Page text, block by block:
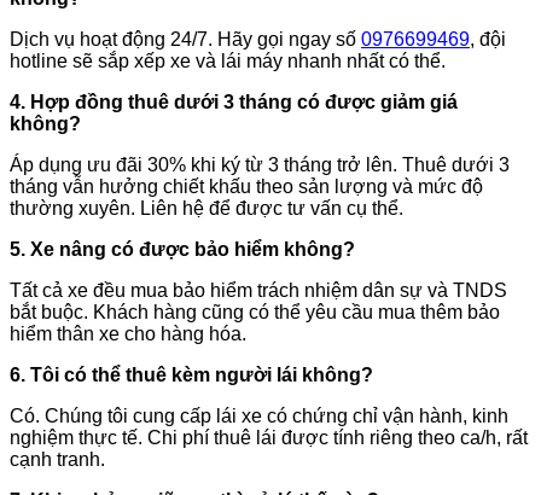
Dịch vụ hoạt động 24/7. Hãy gọi ngay số 0976699469, đội
hotline sẽ sắp xếp xe và lái máy nhanh nhất có thể.
4. Hợp đồng thuê dưới 3 tháng có được giảm giá
không?
Áp dụng ưu đãi 30% khi ký từ 3 tháng trở lên. Thuê dưới 3
tháng vẫn hưởng chiết khấu theo sản lượng và mức độ
thường xuyên. Liên hệ để được tư vấn cụ thể.
5. Xe nâng có được bảo hiểm không?
Tất cả xe đều mua bảo hiểm trách nhiệm dân sự và TNDS
bắt buộc. Khách hàng cũng có thể yêu cầu mua thêm bảo
hiểm thân xe cho hàng hóa.
6. Tôi có thể thuê kèm người lái không?
Có. Chúng tôi cung cấp lái xe có chứng chỉ vận hành, kinh
nghiệm thực tế. Chi phí thuê lái được tính riêng theo ca/h, rất
cạnh tranh.